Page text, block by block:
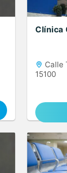
Clínica
Calle
15100